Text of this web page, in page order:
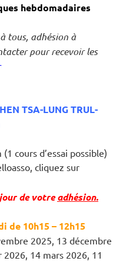
hebdomadaires
tous, adhésion à
pour recevoir les
TSA-LUNG TRUL-
(1 cours d’essai possible)
cliquez sur
de votreadhésion.
de 10h15 – 12h15
2025, 13 décembre
14 mars 2026, 11